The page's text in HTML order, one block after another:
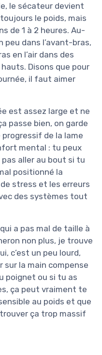
le sécateur devient
le poids, mais
de 1 à 2 heures. Au-
peu dans l’avant-bras,
en l’air dans des
Disons que pour
il faut aimer
est assez large et ne
passe bien, on garde
de la lame
mental : tu peux
aller au bout si tu
positionné la
stress et les erreurs
des systèmes tout
a pas mal de taille à
non plus, je trouve
c’est un peu lourd,
la main compense
poignet ou si tu as
ça peut vraiment te
au poids et que
ça trop massif